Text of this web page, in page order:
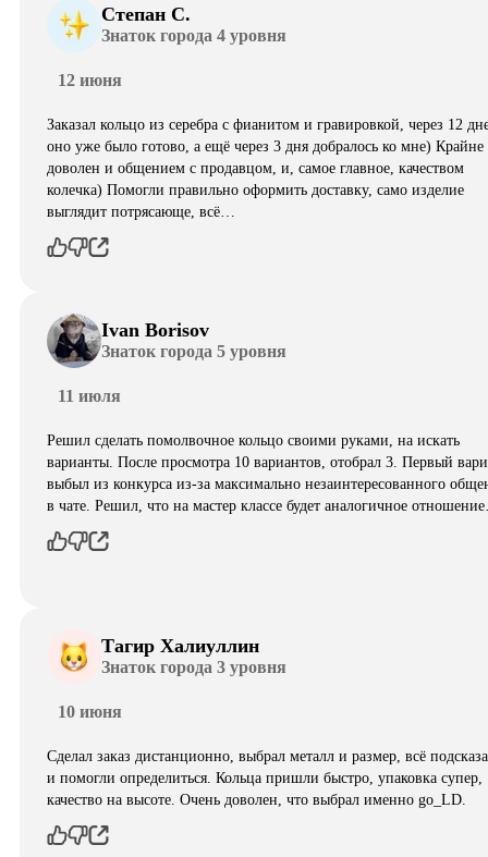
Степан С.
Знаток города 4 уровня
12 июня
Заказал кольцо из серебра с фианитом и гравировкой, через 12
оно уже было готово, а ещё через 3 дня добралось ко мне) Крайне
доволен и общением с продавцом, и, самое главное, качеством
колечка) Помогли правильно оформить доставку, само изделие
выглядит потрясающе, всë…
Ivan Borisov
Знаток города 5 уровня
11 июля
Решил сделать помолвочное кольцо своими руками, на искать
варианты. После просмотра 10 вариантов, отобрал 3. Первый
выбыл из конкурса из-за максимально незаинтересованного
в чате. Решил, что на мастер классе будет аналогичное
Тагир Халиуллин
Знаток города 3 уровня
10 июня
Сделал заказ дистанционно, выбрал металл и размер, всё
и помогли определиться. Кольца пришли быстро, упаковка супер,
качество на высоте. Очень доволен, что выбрал именно go_LD.